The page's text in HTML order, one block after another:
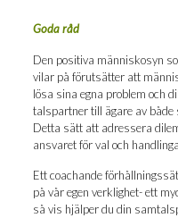
Goda råd
Den posi­ti­va män­ni­sko­syn
vilar på för­ut­sät­ter att
lösa sina egna pro­blem och
tals­part­ner till äga­re av både
Det­ta sätt att adres­se­ra
ansva­ret för val och
Ett coachan­de
på vår egen verk­lig­het- ett
så vis hjäl­per du din